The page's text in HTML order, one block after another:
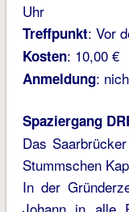
Uhr
Treffpunkt: Vor
Kosten: 10,00 €
Anmeldung:
Spaziergang
Das
Stummschen
In der